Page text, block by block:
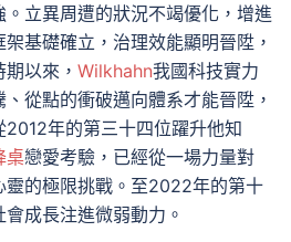
立異周遭的狀況不竭優化，增進
基礎確立，治理效能顯明晉陞，
以來， Wilkhahn我國科技實力
從點的衝破邁向體系才能晉陞，
年的第三十四位躍升他知
桌戀愛考驗，已經從一場力量對
靈的極限挑戰。至2022年的第十
成長注進微弱動力。